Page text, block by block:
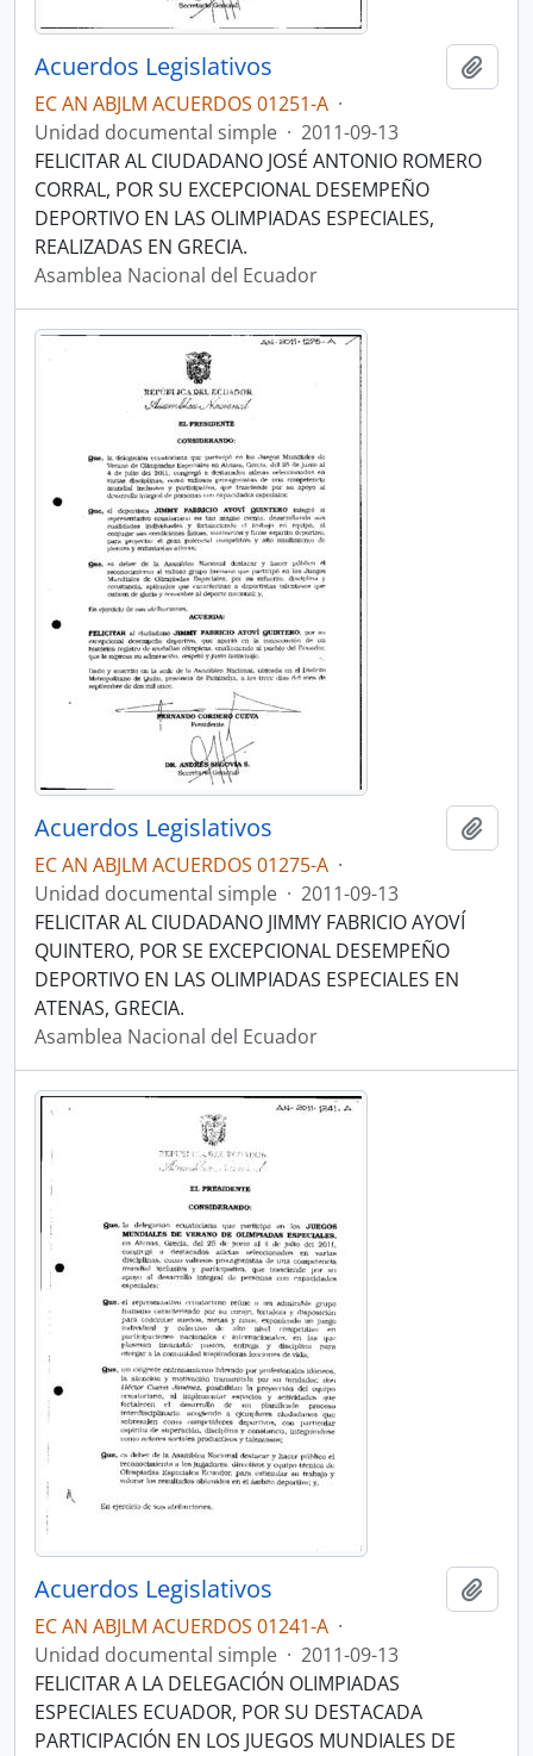
Acuerdos Legislativos
EC AN ABJLM ACUERDOS 01251-A ·
Unidad documental simple · 2011-09-13
FELICITAR AL CIUDADANO JOSÉ ANTONIO ROMERO
CORRAL, POR SU EXCEPCIONAL DESEMPEÑO
DEPORTIVO EN LAS OLIMPIADAS ESPECIALES,
REALIZADAS EN GRECIA.
Asamblea Nacional del Ecuador
Acuerdos Legislativos
EC AN ABJLM ACUERDOS 01275-A ·
Unidad documental simple · 2011-09-13
FELICITAR AL CIUDADANO JIMMY FABRICIO AYOVÍ
QUINTERO, POR SE EXCEPCIONAL DESEMPEÑO
DEPORTIVO EN LAS OLIMPIADAS ESPECIALES EN
ATENAS, GRECIA.
Asamblea Nacional del Ecuador
Acuerdos Legislativos
EC AN ABJLM ACUERDOS 01241-A ·
Unidad documental simple · 2011-09-13
FELICITAR A LA DELEGACIÓN OLIMPIADAS
ESPECIALES ECUADOR, POR SU DESTACADA
PARTICIPACIÓN EN LOS JUEGOS MUNDIALES DE